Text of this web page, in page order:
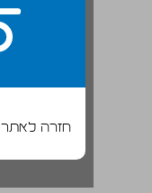
חזרה לאתר